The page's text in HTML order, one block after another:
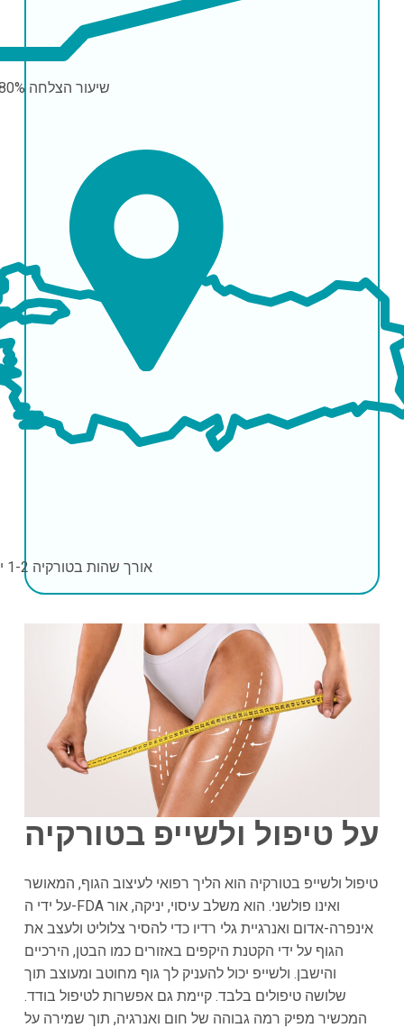
שיעור הצלחה
אורך שהות בטורקיה 1-2 ימים
על טיפול ולשייפ בטורקיה
טיפול ולשייפ בטורקיה הוא הליך רפואי לעיצוב הגוף, המאושר
על ידי ה-FDA ואינו פולשני. הוא משלב עיסוי, יניקה, אור
אינפרה-אדום ואנרגיית גלי רדיו כדי להסיר צלוליט ולעצב את
הגוף על ידי הקטנת היקפים באזורים כמו הבטן, הירכיים
והישבן. ולשייפ יכול להעניק לך גוף מחוטב ומעוצב תוך
שלושה טיפולים בלבד. קיימת גם אפשרות לטיפול בודד.
המכשיר מפיק רמה גבוהה של חום ואנרגיה, תוך שמירה על